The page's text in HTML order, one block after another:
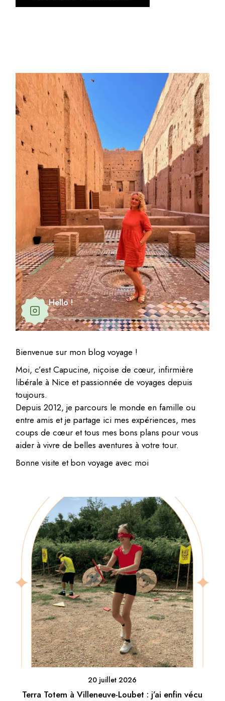
Hello !
Bienvenue sur mon blog voyage !
Moi, c’est Capucine, niçoise de cœur, infirmière
libérale à Nice et passionnée de voyages depuis
toujours.
Depuis 2012, je parcours le monde en famille ou
entre amis et je partage ici mes expériences, mes
coups de cœur et tous mes bons plans pour vous
aider à vivre de belles aventures à votre tour.
Bonne visite et bon voyage avec moi
20 juillet 2026
Terra Totem à Villeneuve-Loubet : j’ai enfin vécu